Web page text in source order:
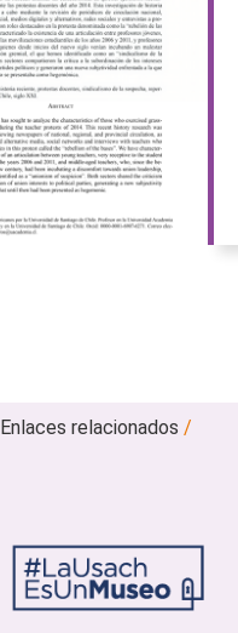
Enlaces relacionados/